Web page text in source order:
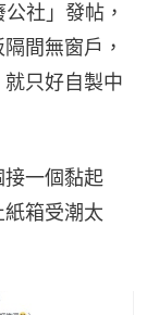
社」發帖，
間無窗戶，
就只好自製中
一個黏起
箱受潮太